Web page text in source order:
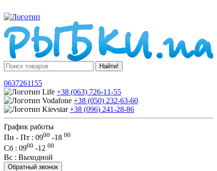
Найти!
0637261155
+38 (063) 726-11-55
+38 (050) 232-63-60
+38 (096) 241-28-86
График работы
Пн - Пт : 0900 -18 00
Сб : 0900 -12 00
Вс : Выходной
Обратный звонок